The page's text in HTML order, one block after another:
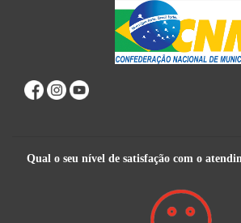
Qual o seu nível de satisfação com o